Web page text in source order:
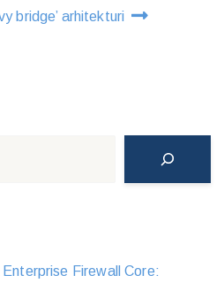
bridge’ arhitekturi
Firewall Core: